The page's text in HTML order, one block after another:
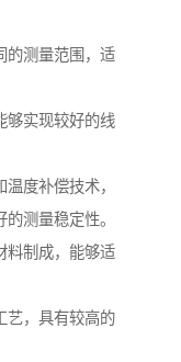
的测量范围，适
够实现较好的线
度补偿技术，
测量稳定性。
料制成，能够适
艺，具有较高的